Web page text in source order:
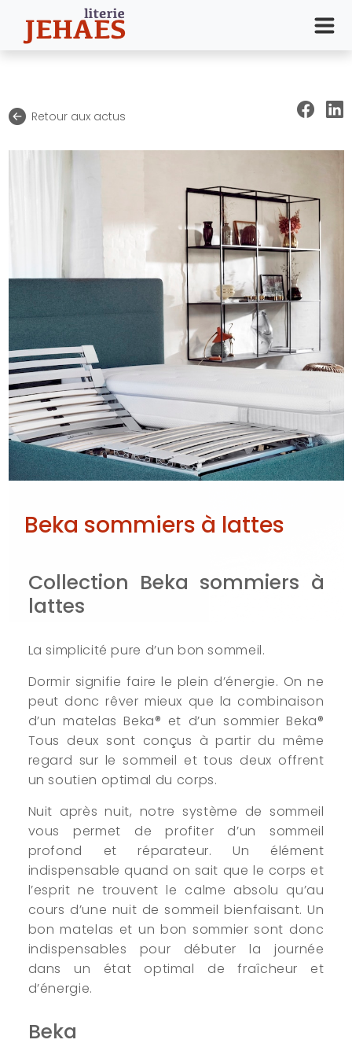
Retour aux actus
Beka sommiers à lattes
Collection Beka sommiers à
lattes
La simplicité pure d’un bon sommeil.
Dormir signifie faire le plein d’énergie. On ne
peut donc rêver mieux que la combinaison
d’un matelas Beka® et d’un sommier Beka®
Tous deux sont conçus à partir du même
regard sur le sommeil et tous deux offrent
un soutien optimal du corps.
Nuit après nuit, notre système de sommeil
vous permet de profiter d’un sommeil
profond et réparateur. Un élément
indispensable quand on sait que le corps et
l’esprit ne trouvent le calme absolu qu’au
cours d’une nuit de sommeil bienfaisant. Un
bon matelas et un bon sommier sont donc
indispensables pour débuter la journée
dans un état optimal de fraîcheur et
d’énergie.
Beka